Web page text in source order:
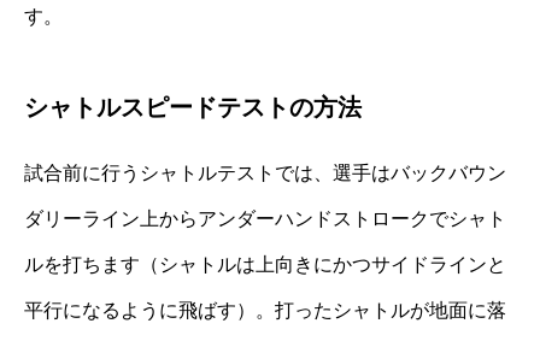
す。
シャトルスピードテストの方法
試合前に行うシャトルテストでは、選手はバックバウン
ダリーライン上からアンダーハンドストロークでシャト
ルを打ちます（シャトルは上向きにかつサイドラインと
平行になるように飛ばす）。打ったシャトルが地面に落